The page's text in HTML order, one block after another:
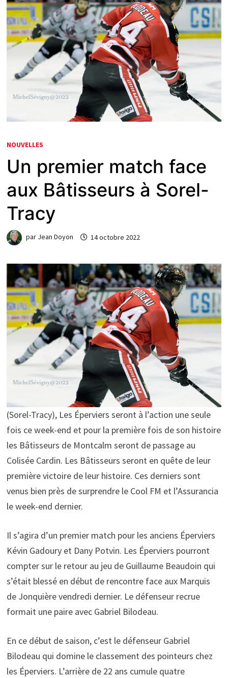
NOUVELLES
Un premier match face
aux Bâtisseurs à Sorel-
Tracy
par Jean Doyon 14 octobre 2022
(Sorel-Tracy), Les Éperviers seront à l’action une seule
fois ce week-end et pour la première fois de son histoire
les Bâtisseurs de Montcalm seront de passage au
Colisée Cardin. Les Bâtisseurs seront en quête de leur
première victoire de leur histoire. Ces derniers sont
venus bien près de surprendre le Cool FM et l’Assurancia
le week-end dernier.
Il s’agira d’un premier match pour les anciens Éperviers
Kévin Gadoury et Dany Potvin. Les Éperviers pourront
compter sur le retour au jeu de Guillaume Beaudoin qui
s’était blessé en début de rencontre face aux Marquis
de Jonquière vendredi dernier. Le défenseur recrue
formait une paire avec Gabriel Bilodeau.
En ce début de saison, c’est le défenseur Gabriel
Bilodeau qui domine le classement des pointeurs chez
les Éperviers. L’arrière de 22 ans cumule quatre